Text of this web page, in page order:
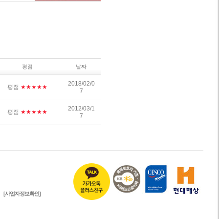
평점 날짜
평점 ★★★★★
2018/02/0
7
평점 ★★★★★
2012/03/1
7
[사업자정보확인]